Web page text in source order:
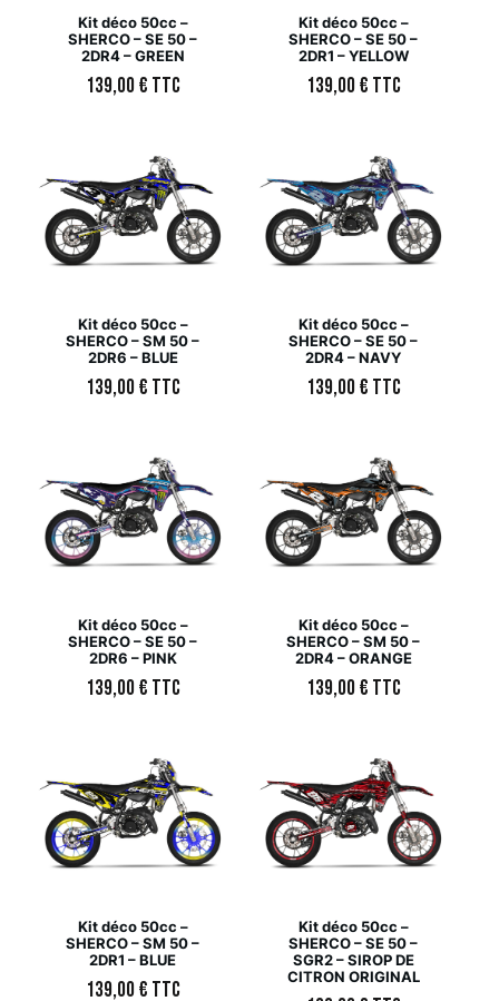
Kit déco 50cc –
SHERCO – SE 50 –
2DR4 – GREEN
139,00€ TTC
Kit déco 50cc –
SHERCO – SE 50 –
2DR1 – YELLOW
139,00€ TTC
Kit déco 50cc –
SHERCO – SM 50 –
2DR6 – BLUE
139,00€ TTC
Kit déco 50cc –
SHERCO – SE 50 –
2DR4 – NAVY
139,00€ TTC
Kit déco 50cc –
SHERCO – SE 50 –
2DR6 – PINK
139,00€ TTC
Kit déco 50cc –
SHERCO – SM 50 –
2DR4 – ORANGE
139,00€ TTC
Kit déco 50cc –
SHERCO – SM 50 –
2DR1 – BLUE
139,00€ TTC
Kit déco 50cc –
SHERCO – SE 50 –
SGR2 – SIROP DE
CITRON ORIGINAL